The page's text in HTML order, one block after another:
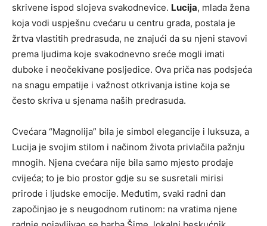
skrivene ispod slojeva svakodnevice. Lucija, mlada žena
koja vodi uspješnu cvećaru u centru grada, postala je
žrtva vlastitih predrasuda, ne znajući da su njeni stavovi
prema ljudima koje svakodnevno sreće mogli imati
duboke i neočekivane posljedice. Ova priča nas podsjeća
na snagu empatije i važnost otkrivanja istine koja se
često skriva u sjenama naših predrasuda.
Cvećara “Magnolija” bila je simbol elegancije i luksuza, a
Lucija je svojim stilom i načinom života privlačila pažnju
mnogih. Njena cvećara nije bila samo mjesto prodaje
cvijeća; to je bio prostor gdje su se susretali mirisi
prirode i ljudske emocije. Međutim, svaki radni dan
započinjao je s neugodnom rutinom: na vratima njene